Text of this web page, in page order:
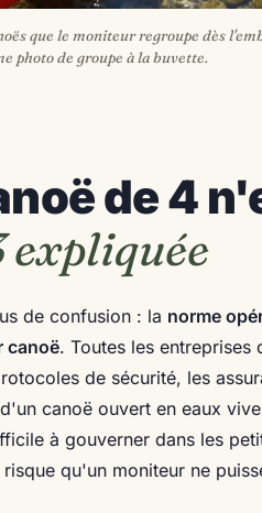
que le moniteur regroupe dès
photo de groupe à la buvette.
de 4
expliquée
de confusion : la norme
canoë. Toutes les entreprises
de sécurité, les
canoë ouvert en eaux
à gouverner dans les
qu'un moniteur ne